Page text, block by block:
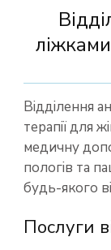
ліжками
Відділення
терапії для
медичну
пологів та
будь-якого
Послуги